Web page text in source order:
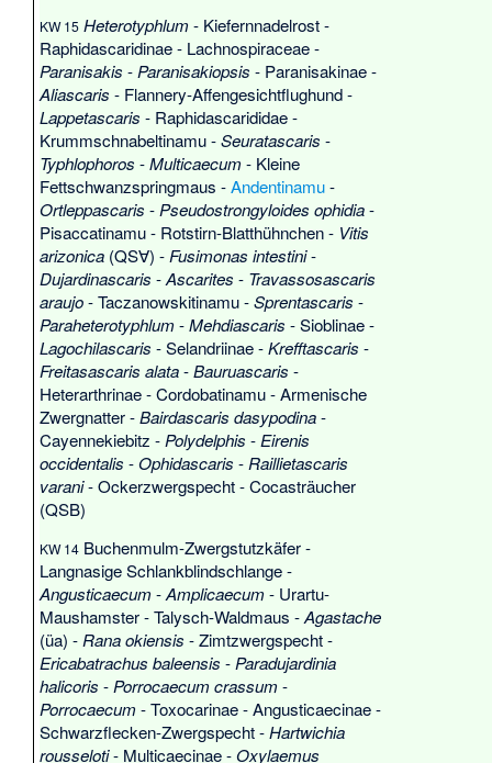
KW 15 Heterotyphlum - Kiefernnadelrost-
Raphidascaridinae- Lachnospiraceae-
Paranisakis - Paranisakiopsis - Paranisakinae-
Aliascaris - Flannery-Affengesichtflughund-
Lappetascaris - Raphidascarididae-
Krummschnabeltinamu-Seuratascaris -
Typhlophoros -Multicaecum - Kleine
Fettschwanzspringmaus -Andentinamu-
Ortleppascaris - Pseudostrongyloides ophidia-
Pisaccatinamu- Rotstirn-Blatthühnchen- Vitis
arizonica (QS∀) - Fusimonas intestini-
Dujardinascaris -Ascarites - Travassosascaris
araujo-Taczanowskitinamu-Sprentascaris -
Paraheterotyphlum -Mehdiascaris -Sioblinae-
Lagochilascaris -Selandriinae-Krefftascaris -
Freitasascaris alata-Bauruascaris -
Heterarthrinae-Cordobatinamu-Armenische
Zwergnatter-Bairdascaris dasypodina-
Cayennekiebitz - Polydelphis - Eirenis
occidentalis -Ophidascaris - Raillietascaris
varani-Ockerzwergspecht-Cocasträucher
(QSB)
KW 14 Buchenmulm-Zwergstutzkäfer-
Langnasige Schlankblindschlange-
Angusticaecum -Amplicaecum - Urartu-
Maushamster-Talysch-Waldmaus -Agastache
(üa) - Rana okiensis -Zimtzwergspecht-
Ericabatrachus baleensis - Paradujardinia
halicoris - Porrocaecum crassum -
Porrocaecum -Toxocarinae-Angusticaecinae-
Schwarzflecken-Zwergspecht-Hartwichia
rousseloti- Multicaecinae-Oxylaemus